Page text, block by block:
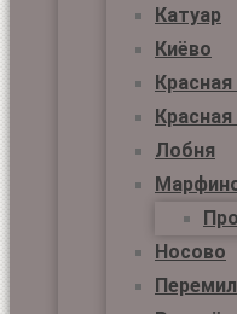
Катуар
Киёво
Красная
Лобня
Носово